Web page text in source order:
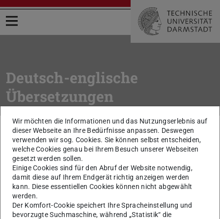
Menü öffnen
Deutsch-englische
Übersetzungen
Sie befinden sich hier:
TU Darmstadt Intern
Arbeitsmittel
Wörterbuch Deutsch / Englisch
zurück zur Liste
Mittelvorbindung
funds precommitment
Wir möchten die Informationen und das Nutzungserlebnis auf
dieser Webseite an Ihre Bedürfnisse anpassen. Deswegen
verwenden wir sog. Cookies. Sie können selbst entscheiden,
welche Cookies genau bei Ihrem Besuch unserer Webseiten
gesetzt werden sollen.
Einige Cookies sind für den Abruf der Website notwendig,
damit diese auf Ihrem Endgerät richtig anzeigen werden
kann. Diese essentiellen Cookies können nicht abgewählt
werden.
Der Komfort-Cookie speichert Ihre Spracheinstellung und
bevorzugte Suchmaschine, während „Statistik“ die